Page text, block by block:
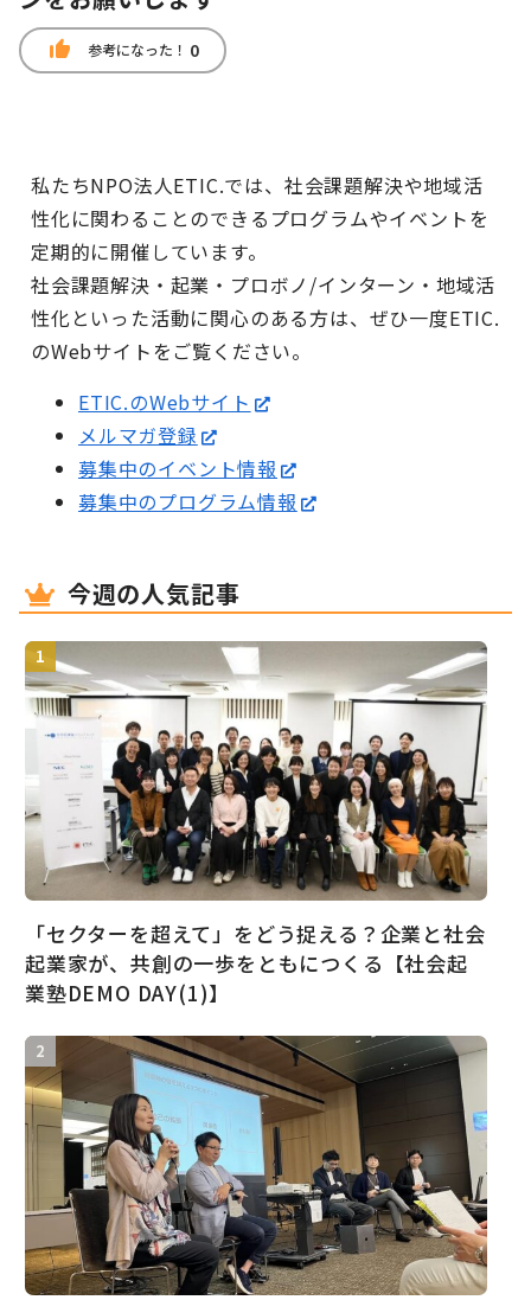
thumb_up 参考になった！ 0
私たちNPO法人ETIC.では、社会課題解決や地域活
性化に関わることのできるプログラムやイベントを
定期的に開催しています。
社会課題解決・起業・プロボノ/インターン・地域活
性化といった活動に関心のある方は、ぜひ一度ETIC.
のWebサイトをご覧ください。
ETIC.のWebサイト
メルマガ登録
募集中のイベント情報
募集中のプログラム情報
今週の人気記事
「セクターを超えて」をどう捉える？企業と社会
起業家が、共創の一歩をともにつくる【社会起
業塾DEMO DAY(1)】